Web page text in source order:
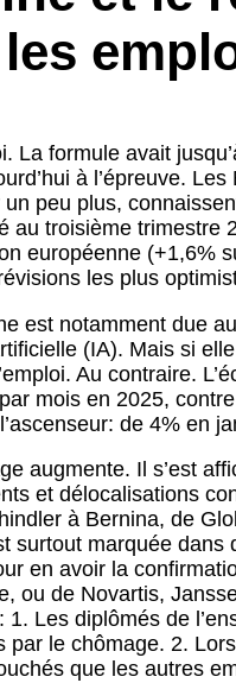
La formule avait
à l’épreuve.
peu plus,
au troisième trimestre
européenne (+1,6%
les plus
est notamment due
(IA). Mais si
Au contraire.
mois en 2025,
de 4% en
augmente. Il s’est
et délocalisations
à Bernina, de
surtout marquée dans
en avoir la
ou de Novartis,
Les diplômés de
par le chômage. 2.
que les autres